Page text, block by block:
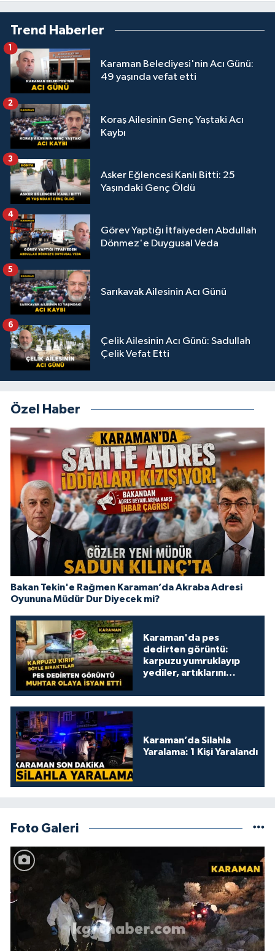
Trend Haberler
Karaman Belediyesi'nin Acı Günü:
49 yaşında vefat etti
1
Koraş Ailesinin Genç Yaştaki Acı
Kaybı
2
Asker Eğlencesi Kanlı Bitti: 25
Yaşındaki Genç Öldü
3
Görev Yaptığı İtfaiyeden Abdullah
Dönmez'e Duygusal Veda
4
Sarıkavak Ailesinin Acı Günü
5
Çelik Ailesinin Acı Günü: Sadullah
Çelik Vefat Etti
6
Özel Haber
Bakan Tekin'e Rağmen Karaman’da Akraba Adresi
Oyununa Müdür Dur Diyecek mi?
Karaman'da pes
dedirten görüntü:
karpuzu yumruklayıp
yediler, artıklarını
Karaman’da Silahla
Yaralama: 1 Kişi Yaralandı
Foto Galeri